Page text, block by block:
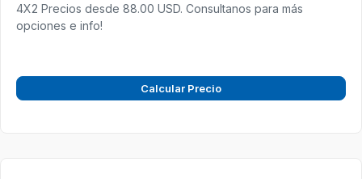
4X2 Precios desde 88.00 USD. Consultanos para más
opciones e info!
Calcular Precio